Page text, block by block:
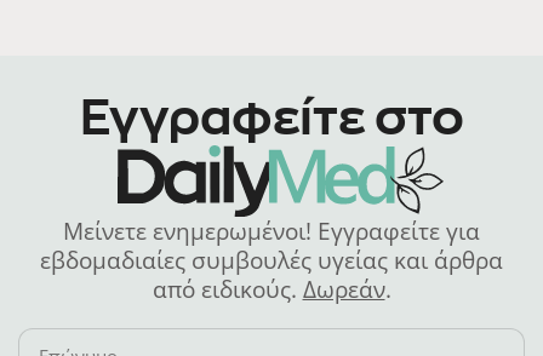
Εγγραφείτε στο
Μείνετε ενημερωμένοι! Εγγραφείτε για
εβδομαδιαίες συμβουλές υγείας και άρθρα
από ειδικούς. Δωρεάν.